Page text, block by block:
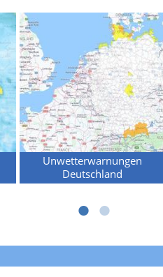
Unwetterwarnungen
Deutschland